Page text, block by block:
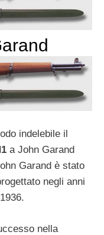
indelebile il
a John Garand
Garand è stato
negli anni
nella